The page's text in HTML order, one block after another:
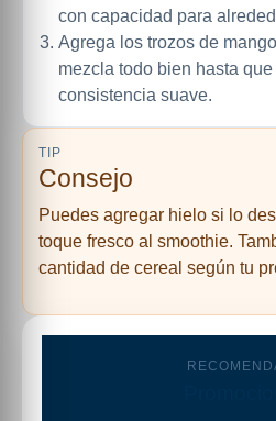
con capacidad para
Agrega los trozos de
mezcla todo bien hasta
consistencia suave.
TIP
Consejo
Puedes agregar hielo si lo
toque fresco al smoothie.
cantidad de cereal según tu